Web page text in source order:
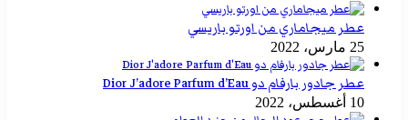
عطر ميجاماري من اورتو باريسي
25 مارس، 2022
عطر جادور بارفام دو Dior J’adore Parfum d’Eau
10 أغسطس، 2022